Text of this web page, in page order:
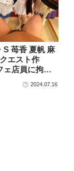
S 苺香 夏帆 麻
エスト作
店員に拘…
2024.07.16